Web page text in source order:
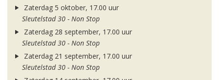
Zaterdag 5 oktober, 17.00 uur
Sleutelstad 30 - Non Stop
Zaterdag 28 september, 17.00 uur
Sleutelstad 30 - Non Stop
Zaterdag 21 september, 17.00 uur
Sleutelstad 30 - Non Stop